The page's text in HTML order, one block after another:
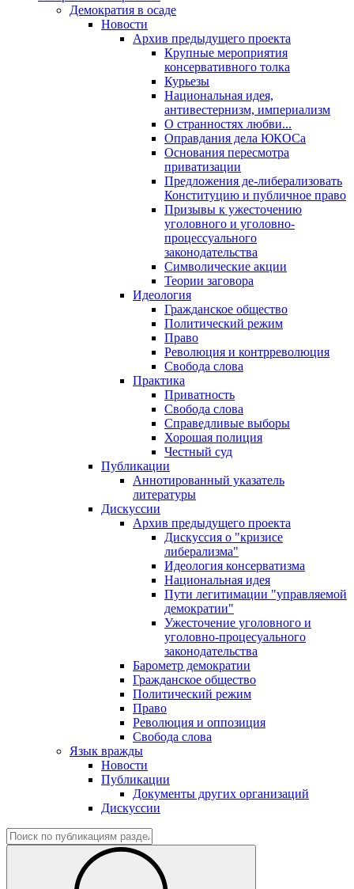
Демократия в осаде
Новости
Архив предыдущего проекта
Крупные мероприятия
консервативного толка
Курьезы
Национальная идея,
антивестернизм, империализм
О странностях любви...
Оправдания дела ЮКОСа
Основания пересмотра
приватизации
Предложения де-либерализовать
Конституцию и публичное право
Призывы к ужесточению
уголовного и уголовно-
процессуального
законодательства
Символические акции
Теории заговора
Идеология
Гражданское общество
Политический режим
Право
Революция и контрреволюция
Свобода слова
Практика
Приватность
Свобода слова
Справедливые выборы
Хорошая полиция
Честный суд
Публикации
Аннотированный указатель
литературы
Дискуссии
Архив предыдущего проекта
Дискуссия о "кризисе
либерализма"
Идеология консерватизма
Национальная идея
Пути легитимации "управляемой
демократии"
Ужесточение уголовного и
уголовно-процесуального
законодательства
Барометр демократии
Гражданское общество
Политический режим
Право
Революция и оппозиция
Свобода слова
Язык вражды
Новости
Публикации
Документы других организаций
Дискуссии